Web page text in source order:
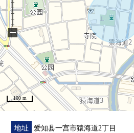
▼周边环境
・到丹太阳西小学步行10分钟(约
・到丹太阳中学步行20分钟(约
・到Amica一宫商店步行19分钟(约
・到药品杉山多加木商店步行16分
・到科印度烤饼PRO一宫商店步行
・到Lawson一宫新竹2丁目商店步
・到森本中央公园步行14分钟(约
100 m
−
地址 爱知县一宫市猿海道2丁目